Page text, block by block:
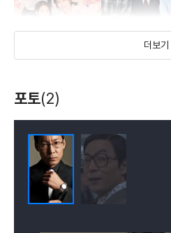
도둑들
(2012)
배우(애꾸눈깔)
(2010)
배우(기획국장)
내 눈에 콩깍지
더보기
포토(2)